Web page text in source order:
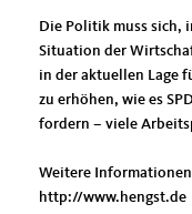
Die Politik muss sich,
Situation der
in der aktuellen Lage
zu erhöhen, wie es
fordern – viele
Weitere
http://www.hengst.de